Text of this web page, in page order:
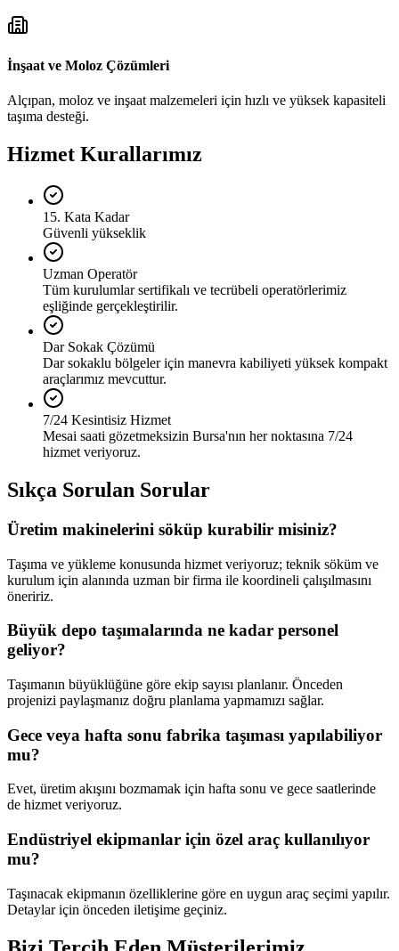
İnşaat ve Moloz Çözümleri
Alçıpan, moloz ve inşaat malzemeleri için hızlı ve yüksek kapasiteli
taşıma desteği.
Hizmet Kurallarımız
15. Kata Kadar
Güvenli yükseklik
Uzman Operatör
Tüm kurulumlar sertifikalı ve tecrübeli operatörlerimiz
eşliğinde gerçekleştirilir.
Dar Sokak Çözümü
Dar sokaklu bölgeler için manevra kabiliyeti yüksek kompakt
araçlarımız mevcuttur.
7/24 Kesintisiz Hizmet
Mesai saati gözetmeksizin Bursa'nın her noktasına 7/24
hizmet veriyoruz.
Sıkça Sorulan Sorular
Üretim makinelerini söküp kurabilir misiniz?
Taşıma ve yükleme konusunda hizmet veriyoruz; teknik söküm ve
kurulum için alanında uzman bir firma ile koordineli çalışılmasını
öneririz.
Büyük depo taşımalarında ne kadar personel
geliyor?
Taşımanın büyüklüğüne göre ekip sayısı planlanır. Önceden
projenizi paylaşmanız doğru planlama yapmamızı sağlar.
Gece veya hafta sonu fabrika taşıması yapılabiliyor
mu?
Evet, üretim akışını bozmamak için hafta sonu ve gece saatlerinde
de hizmet veriyoruz.
Endüstriyel ekipmanlar için özel araç kullanılıyor
mu?
Taşınacak ekipmanın özelliklerine göre en uygun araç seçimi yapılır.
Detaylar için önceden iletişime geçiniz.